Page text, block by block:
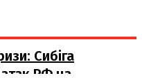
Сибіга
РФ на